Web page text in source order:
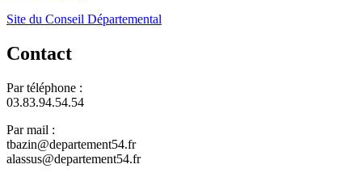
Site du Conseil Départemental
Contact
Par téléphone :
03.83.94.54.54
Par mail :
tbazin@departement54.fr
alassus@departement54.fr